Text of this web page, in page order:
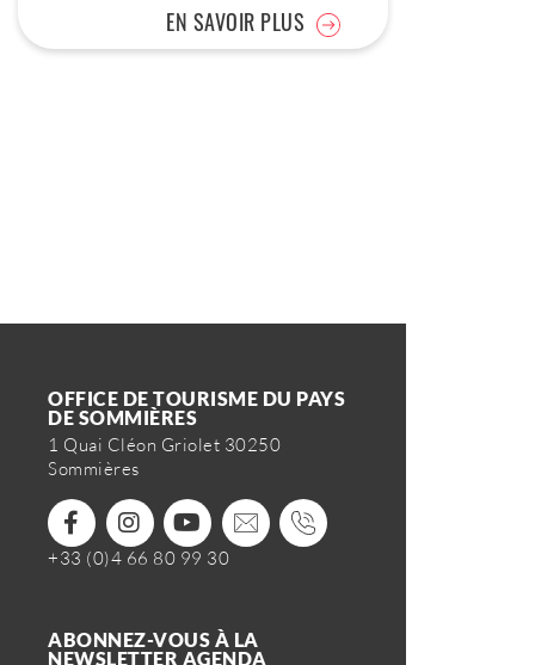
EN SAVOIR PLUS
OFFICE DE TOURISME DU PAYS
DE SOMMIÈRES
1 Quai Cléon Griolet 30250
Sommières
+33 (0)4 66 80 99 30
ABONNEZ-VOUS À LA
NEWSLETTER AGENDA